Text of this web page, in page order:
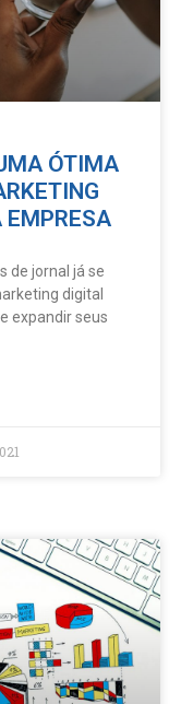
ÓTIMA
EMPRESA
de jornal já se
digital
expandir seus